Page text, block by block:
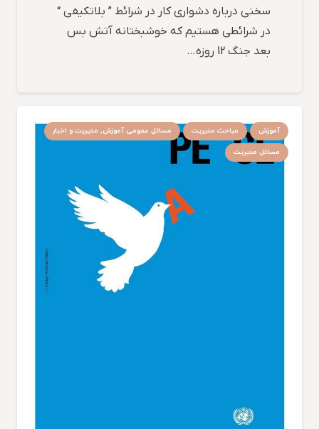
سخنی درباره دشواری کار در شرائط ” بلاتکیفی “
در شرائطی هستیم که خوشبختانه آتش بس
بعد جنگ 12 روزه…
آموزش مباحث مدیریت
مسائل عمومی آموزش, مدیریت و اخبار
مسائل مدیریت